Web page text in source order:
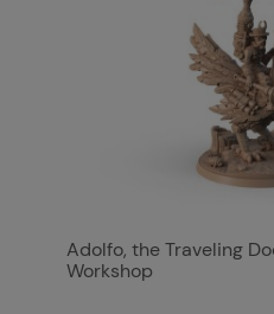
Adolfo, the Traveling
Workshop